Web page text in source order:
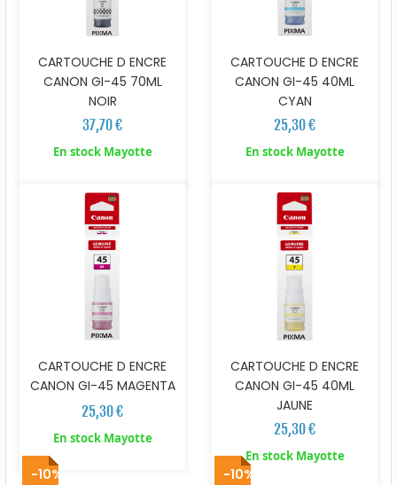
CARTOUCHE D ENCRE
CANON GI-45 70ML
NOIR
37,70 €
En stock Mayotte
CARTOUCHE D ENCRE
CANON GI-45 40ML
CYAN
25,30 €
En stock Mayotte
CARTOUCHE D ENCRE
CANON GI-45 MAGENTA
25,30 €
En stock Mayotte
CARTOUCHE D ENCRE
CANON GI-45 40ML
JAUNE
25,30 €
En stock Mayotte
-10% -10%